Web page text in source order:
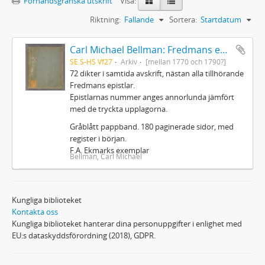
Sortera: Startdatum
Riktning: Fallande
Carl Michael Bellman: Fredmans epistlar m.m.
SE S-HS Vf27 Arkiv [mellan 1770 och 1790?]
72 dikter i samtida avskrift, nästan alla tillhörande
Fredmans epistlar.
Epistlarnas nummer anges annorlunda jämfört
med de tryckta upplagorna.
Gråblått pappband. 180 paginerade sidor, med
register i början.
F.A. Ekmarks exemplar
Bellman, Carl Michael
Kungliga biblioteket
Kontakta oss
Kungliga biblioteket hanterar dina personuppgifter i enlighet med
EU:s dataskyddsförordning (2018), GDPR.